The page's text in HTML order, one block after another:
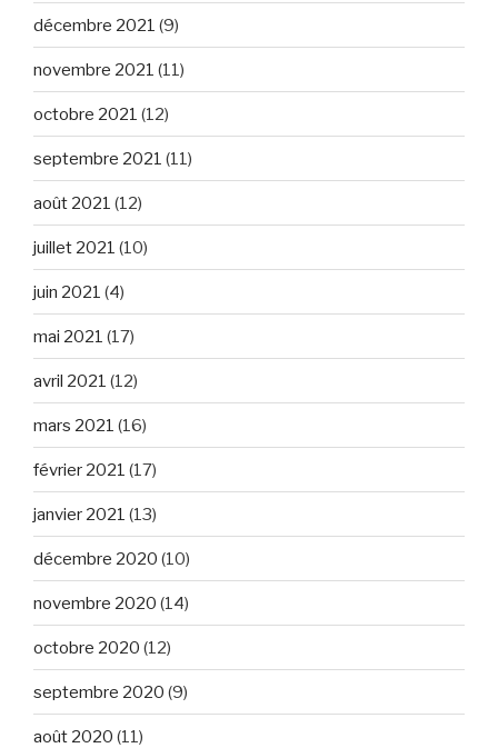
décembre 2021 (9)
novembre 2021 (11)
octobre 2021 (12)
septembre 2021 (11)
août 2021 (12)
juillet 2021 (10)
juin 2021 (4)
mai 2021 (17)
avril 2021 (12)
mars 2021 (16)
février 2021 (17)
janvier 2021 (13)
décembre 2020 (10)
novembre 2020 (14)
octobre 2020 (12)
septembre 2020 (9)
août 2020 (11)